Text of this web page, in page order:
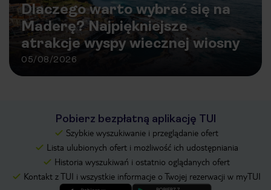
Dlaczego warto wybrać się na
Maderę? Najpiękniejsze
atrakcje wyspy wiecznej wiosny
05/08/2026
Pobierz bezpłatną aplikację TUI
Szybkie wyszukiwanie i przeglądanie ofert
Lista ulubionych ofert i możliwość ich udostępniania
Historia wyszukiwań i ostatnio oglądanych ofert
Kontakt z TUI i wszystkie informacje o Twojej rezerwacji w myTUI